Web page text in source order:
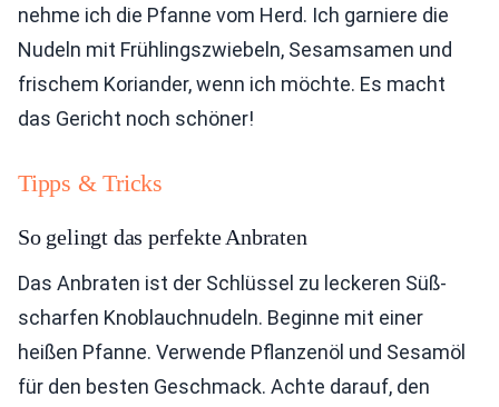
nehme ich die Pfanne vom Herd. Ich garniere die
Nudeln mit Frühlingszwiebeln, Sesamsamen und
frischem Koriander, wenn ich möchte. Es macht
das Gericht noch schöner!
Tipps & Tricks
So gelingt das perfekte Anbraten
Das Anbraten ist der Schlüssel zu leckeren Süß-
scharfen Knoblauchnudeln. Beginne mit einer
heißen Pfanne. Verwende Pflanzenöl und Sesamöl
für den besten Geschmack. Achte darauf, den